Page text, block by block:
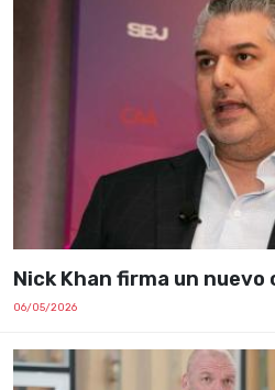
Nick Khan firma un nuevo
06/05/2026